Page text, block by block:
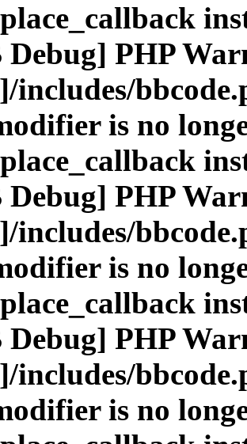
PHP
includes/
is no
PHP
includes/
is no
PHP
includes/
is no